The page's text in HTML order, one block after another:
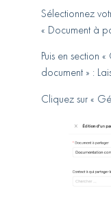
Sélectionnez
« Document à
Puis en section
document » :
Cliquez sur «